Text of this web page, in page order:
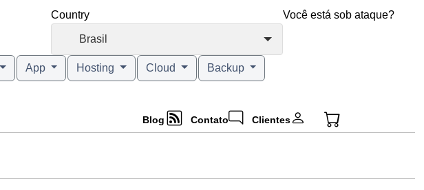
Country
Brasil
Você está sob ataque?
App Hosting Cloud Backup
Blog Contato Clientes